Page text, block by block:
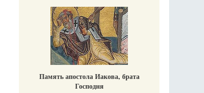
Память апостола Иакова, брата
Господня